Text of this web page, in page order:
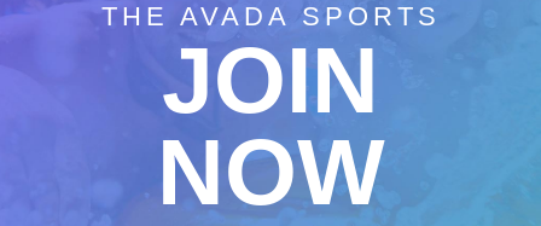
THE AVADA SPORTS
JOIN
NOW